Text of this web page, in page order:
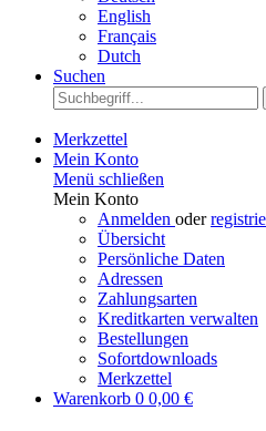
English
Français
Dutch
Suchen
Merkzettel
Mein Konto
Menü schließen
Mein Konto
Anmelden oder
Übersicht
Persönliche Daten
Adressen
Zahlungsarten
Kreditkarten verwalten
Bestellungen
Sofortdownloads
Merkzettel
Warenkorb 0 0,00 €